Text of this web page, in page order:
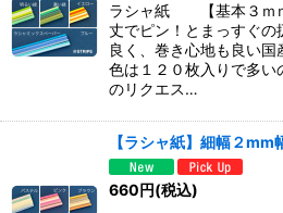
ラシャ紙 【基本３ｍ
丈でピン！とまっすぐの
良く、巻き心地も良い
色は１２０枚入りで多い
のリクエス…
【ラシャ紙】細幅２
660円(税込)